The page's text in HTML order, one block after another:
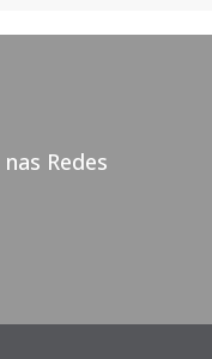
nas Redes